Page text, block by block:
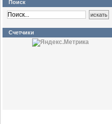
Поиск
Счетчики